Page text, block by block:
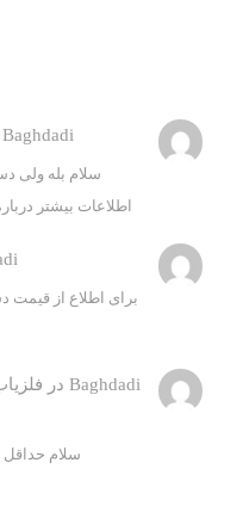
Baghdadi
سلام بله ولی
اطلاعات بیشتر درباره ی
Baghdadi در